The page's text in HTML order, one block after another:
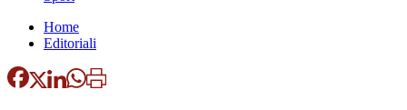
Home
Editoriali